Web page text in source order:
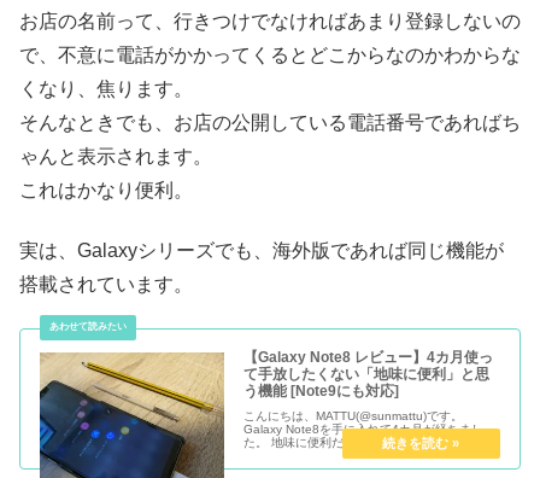
お店の名前って、行きつけでなければあまり登録しないの
で、不意に電話がかかってくるとどこからなのかわからな
くなり、焦ります。
そんなときでも、お店の公開している電話番号であればち
ゃんと表示されます。
これはかなり便利。
実は、Galaxyシリーズでも、海外版であれば同じ機能が
搭載されています。
【Galaxy Note8 レビュー】4カ月使っ
て手放したくない「地味に便利」と思
う機能 [Note9にも対応]
こんにちは、MATTU(@sunmattu)です。
Galaxy Note8を手に入れて4カ月が経ちまし
た。 地味に便利だなぁ、と思う機能が結構多
く、正直他のスマホに変えたくないと思うのが
今の感想です。 そんな、「地味に便利」を集め